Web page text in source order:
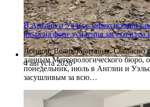
4 августа 2026
В Англии и Уэльсе зафиксирован
июль на фоне усиления засухи из-
Лондон, Великобритания. Согласно
данным Метеорологического бюро,
понедельник, июль в Англии и
засушливым за всю…